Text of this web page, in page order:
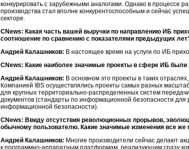
конкурировать с зарубежными аналогами. Однако в процессе
производства стал вполне конкурентоспособным и сейчас
секторе.
CNews: Какая часть вашей выручки по направлению ИБ
соотношение по сравнению с показателями предыдущих
Андрей Калашников: В настоящее время на услуги по ИБ
CNews: Какие наиболее значимые проекты в сфере ИБ были
Андрей Калашников: В основном это проекты в таких
Компанией IBS осуществлялись проекты самых разных
для крупных территориально-распределенных систем
документов (стандарты по информационной безопасности для
информационной безопасности).
CNews: Ввиду отсутствия революционных прорывов,
обычному пользователю. Какие значимые изменения все
Андрей Калашников: Многие производители сейчас делают
к программно-аппаратным платформам, реализующим сразу